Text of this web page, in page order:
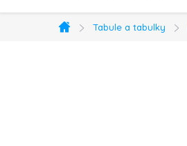
Domů
Tabule a tabulky